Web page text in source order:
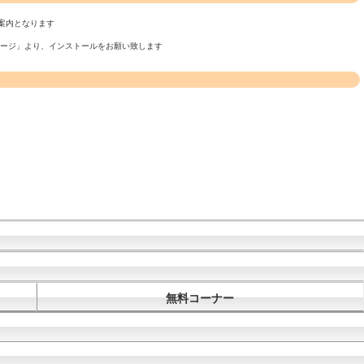
内となります
ジ」より、インストールをお願い致します
無料コーナー